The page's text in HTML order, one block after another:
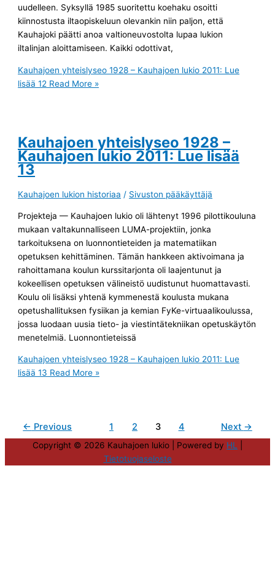
uudelleen. Syksyllä 1985 suoritettu koehaku osoitti
kiinnostusta iltaopiskeluun olevankin niin paljon, että
Kauhajoki päätti anoa valtioneuvostolta lupaa lukion
iltalinjan aloittamiseen. Kaikki odottivat,
Kauhajoen yhteislyseo 1928 – Kauhajoen lukio 2011: Lue
lisää 12 Read More »
Kauhajoen yhteislyseo 1928 –
Kauhajoen lukio 2011: Lue lisää
13
Kauhajoen lukion historiaa / Sivuston pääkäyttäjä
Projekteja — Kauhajoen lukio oli lähtenyt 1996 pilottikouluna
mukaan valtakunnalliseen LUMA-projektiin, jonka
tarkoituksena on luonnontieteiden ja matematiikan
opetuksen kehittäminen. Tämän hankkeen aktivoimana ja
rahoittamana koulun kurssitarjonta oli laajentunut ja
kokeellisen opetuksen välineistö uudistunut huomattavasti.
Koulu oli lisäksi yhtenä kymmenestä koulusta mukana
opetushallituksen fysiikan ja kemian FyKe-virtuaalikoulussa,
jossa luodaan uusia tieto- ja viestintätekniikan opetuskäytön
menetelmiä. Luonnontieteissä
Kauhajoen yhteislyseo 1928 – Kauhajoen lukio 2011: Lue
lisää 13 Read More »
← Previous 1 2 3 4 Next →
Copyright © 2026 Kauhajoen lukio | Powered by HL
Tietotuojaseloste